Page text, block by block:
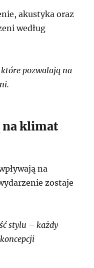
akustyka oraz
według
pozwalają na
na klimat
na
zostaje
stylu – każdy